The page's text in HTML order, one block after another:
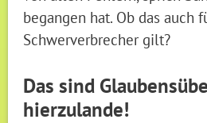
begangen hat. Ob das auch
Schwerverbrecher gilt?
Das sind
hierzulande!